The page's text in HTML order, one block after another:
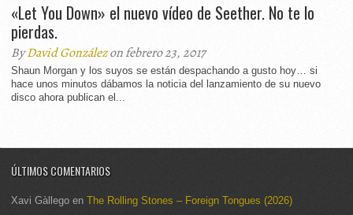
«Let You Down» el nuevo vídeo de Seether. No te lo
pierdas.
ByDavid Gonzálezon febrero 23, 2017
Shaun Morgan y los suyos se están despachando a gusto hoy… si
hace unos minutos dábamos la noticia del lanzamiento de su nuevo
disco ahora publican el...
ÚLTIMOS COMENTARIOS
Xavi Gàllego en The Rolling Stones – Foreign Tongues (2026)